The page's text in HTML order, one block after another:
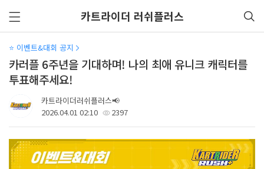
카트라이더 러쉬플러스
⭐ 이벤트&대회 공지
카러플 6주년을 기대하며! 나의 최애 유니크 캐릭터를
투표해주세요!
카트라이더러쉬플러스📢
2026.04.01 02:10
2397